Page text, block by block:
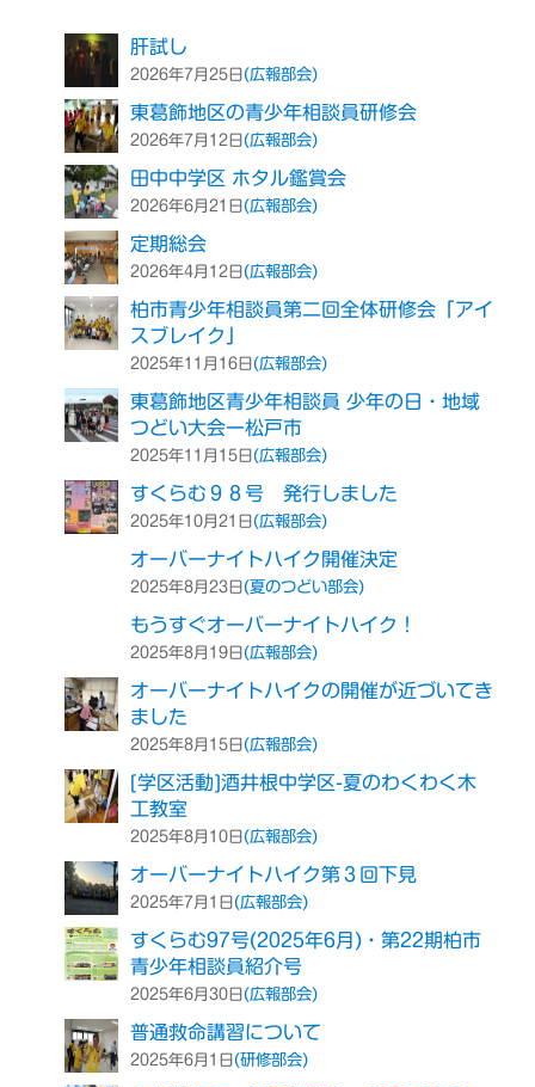
肝試し
2026年7月25日(広報部会)
東葛飾地区の青少年相談員研修会
2026年7月12日(広報部会)
田中中学区 ホタル鑑賞会
2026年6月21日(広報部会)
定期総会
2026年4月12日(広報部会)
柏市青少年相談員第二回全体研修会「アイ
スブレイク」
2025年11月16日(広報部会)
東葛飾地区青少年相談員 少年の日・地域
つどい大会ー松戸市
2025年11月15日(広報部会)
すくらむ９８号 発行しました
2025年10月21日(広報部会)
オーバーナイトハイク開催決定
2025年8月23日(夏のつどい部会)
もうすぐオーバーナイトハイク！
2025年8月19日(広報部会)
オーバーナイトハイクの開催が近づいてき
ました
2025年8月15日(広報部会)
[学区活動]酒井根中学区-夏のわくわく木
工教室
2025年8月10日(広報部会)
オーバーナイトハイク第３回下見
2025年7月1日(広報部会)
すくらむ97号(2025年6月)・第22期柏市
青少年相談員紹介号
2025年6月30日(広報部会)
普通救命講習について
2025年6月1日(研修部会)